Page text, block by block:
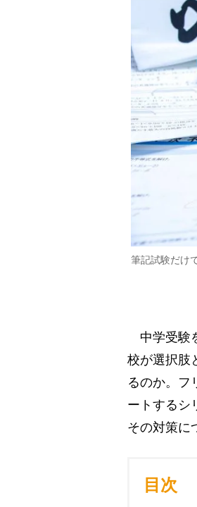
筆記試験だけ
中学受験
校が選択肢
るのか。フ
ートするシ
その対策に
目次